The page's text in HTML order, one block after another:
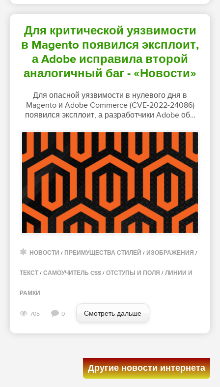
Для критической уязвимости
в Magento появился эксплоит,
а Adobe исправила второй
аналогичный баг - «Новости»
Для опасной уязвимости в нулевого дня в
Magento и Adobe Commerce (CVE-2022-24086)
появился эксплоит, а разработчики Adobe об…
НОВОСТИ / ПРЕИМУЩЕСТВА СТИЛЕЙ / ИЗОБРАЖЕНИЯ /
ТЕКСТ / САМОУЧИТЕЛЬ CSS / ОТСТУПЫ И ПОЛЯ / ЛИНИИ И
РАМКИ
705 0 Смотреть дальше
Другие новости интернета